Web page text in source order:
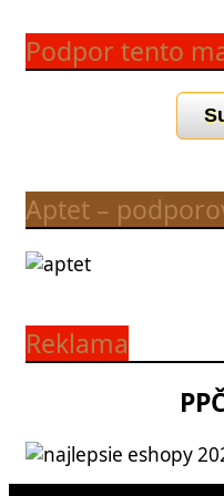
Podpor tento
Aptet –
Reklama